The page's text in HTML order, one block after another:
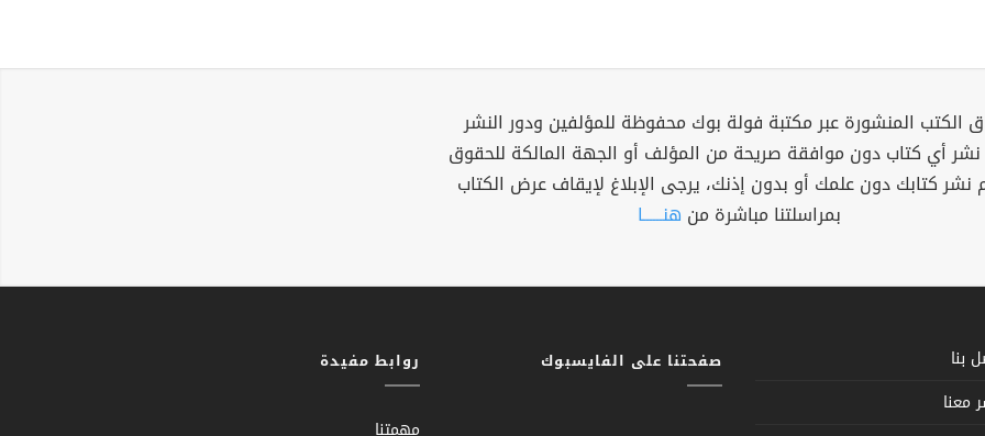
الكتب المنشورة عبر مكتبة فولة بوك محفوظة للمؤلفين ودور النشر
نشر أي كتاب دون موافقة صريحة من المؤلف أو الجهة المالكة للحقوق
نشر كتابك دون علمك أو بدون إذنك، يرجى الإبلاغ لإيقاف عرض الكتاب
بمراسلتنا مباشرة من هنــــــا
بنا
معنا
صفحتنا على الفايسبوك روابط مفيدة
مهمتنا